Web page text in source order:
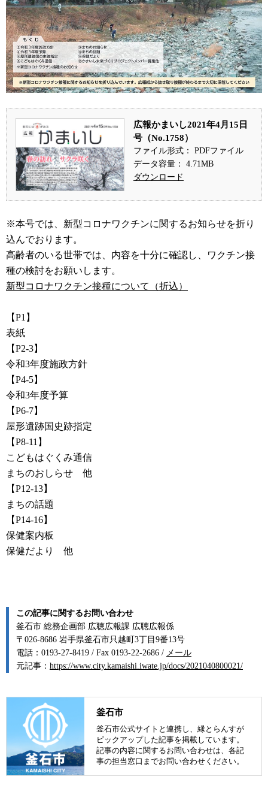
広報かまいし2021年4月15日
号（No.1758）
ファイル形式： PDFファイル
データ容量： 4.71MB
ダウンロード
※本号では、新型コロナワクチンに関するお知らせを折り
込んでおります。
高齢者のいる世帯では、内容を十分に確認し、ワクチン接
種の検討をお願いします。
新型コロナワクチン接種について（折込）
【P1】
表紙
【P2-3】
令和3年度施政方針
【P4-5】
令和3年度予算
【P6-7】
屋形遺跡国史跡指定
【P8-11】
こどもはぐくみ通信
まちのおしらせ 他
【P12-13】
まちの話題
【P14-16】
保健案内板
保健だより 他
この記事に関するお問い合わせ
釜石市 総務企画部 広聴広報課 広聴広報係
〒026-8686 岩手県釜石市只越町3丁目9番13号
電話：0193-27-8419 / Fax 0193-22-2686 / メール
元記事： https://www.city.kamaishi.iwate.jp/docs/2021040800021/
釜石市
釜石市公式サイトと連携し、縁とらんすが
ピックアップした記事を掲載しています。
記事の内容に関するお問い合わせは、各記
事の担当窓口までお問い合わせください。